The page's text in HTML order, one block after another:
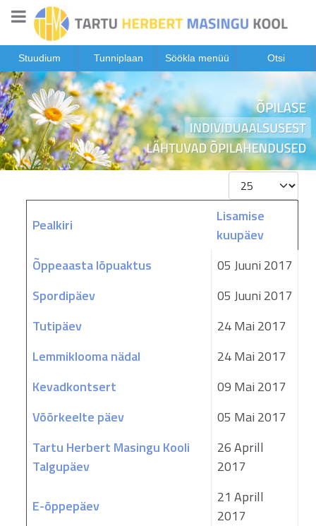
Stuudium Tunniplaan Söökla menüü Otsi
Näita korraga
Artiklid
Pealkiri
Lisamise
kuupäev
Õppeaasta lõpuaktus
05 Juuni 2017
Spordipäev
05 Juuni 2017
Tutipäev
24 Mai 2017
Lemmiklooma nädal
24 Mai 2017
Kevadkontsert
09 Mai 2017
Võõrkeelte päev
05 Mai 2017
Tartu Herbert Masingu Kooli
Talgupäev
26 Aprill
2017
E-õppepäev
21 Aprill
2017